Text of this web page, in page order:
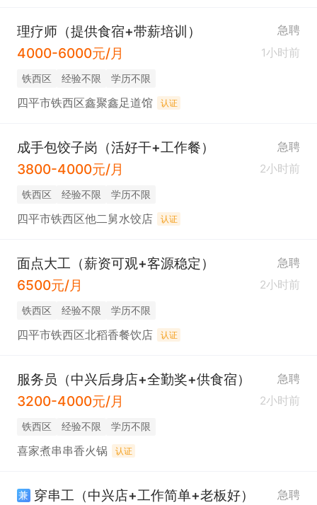
理疗师（提供食宿+带薪培训） 急聘
4000-6000元/月 1小时前
铁西区 经验不限 学历不限
四平市铁西区鑫聚鑫足道馆 认证
成手包饺子岗（活好干+工作餐） 急聘
3800-4000元/月 2小时前
铁西区 经验不限 学历不限
四平市铁西区他二舅水饺店 认证
面点大工（薪资可观+客源稳定） 急聘
6500元/月 2小时前
铁西区 经验不限 学历不限
四平市铁西区北稻香餐饮店 认证
服务员（中兴后身店+全勤奖+供食宿） 急聘
3200-4000元/月 2小时前
铁西区 经验不限 学历不限
喜家煮串串香火锅 认证
兼 穿串工（中兴店+工作简单+老板好） 急聘